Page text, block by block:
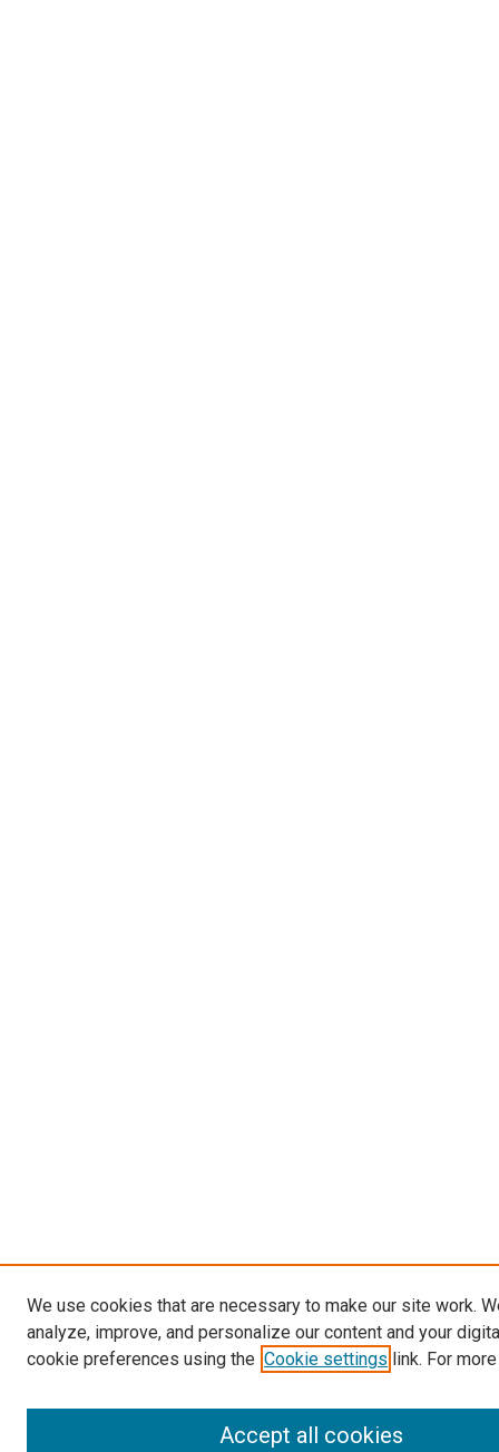
We use cookies that are necessary to make our site work.
analyze, improve, and personalize our content and your
cookie preferences using the Cookie settings link. For
Accept all cookies